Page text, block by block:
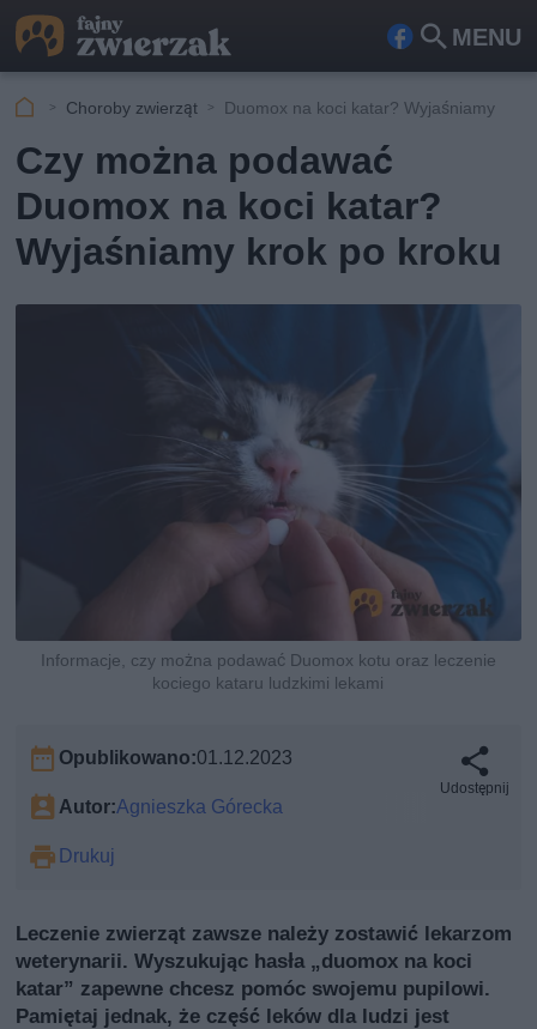
MENU
Fa
ook
Szu
kaj
Choroby zwierząt Duomox na koci katar? Wyjaśniamy
Czy można podawać
Duomox na koci katar?
Wyjaśniamy krok po kroku
Informacje, czy można podawać Duomox kotu oraz leczenie
kociego kataru ludzkimi lekami
Opublikowano:01.12.2023
Autor:Agnieszka Górecka
Drukuj
Udostępnij
Leczenie zwierząt zawsze należy zostawić lekarzom
weterynarii. Wyszukując hasła „duomox na koci
katar” zapewne chcesz pomóc swojemu pupilowi.
Pamiętaj jednak, że część leków dla ludzi jest